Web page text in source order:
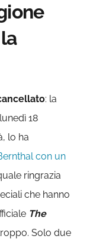
: la
18
lo ha
con un
ringrazia
che hanno
The
Solo due